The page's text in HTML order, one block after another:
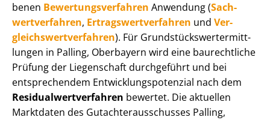
be­nen Be­wer­tungs­ver­fah­ren Anwendung (Sach­
wert­ver­fah­ren, Er­trags­wert­ver­fah­ren und Ver­
gleichs­wert­ver­fah­ren). Für Grund­stücks­wert­ermitt­
lun­gen in Palling, Oberbayern wird eine baurechtliche
Prüfung der Liegenschaft durchgeführt und bei
entsprechendem Ent­wick­lungs­po­ten­zi­al nach dem
Re­si­du­al­wert­ver­fah­ren bewertet. Die aktuellen
Marktdaten des Gut­ach­ter­aus­schus­ses Palling,